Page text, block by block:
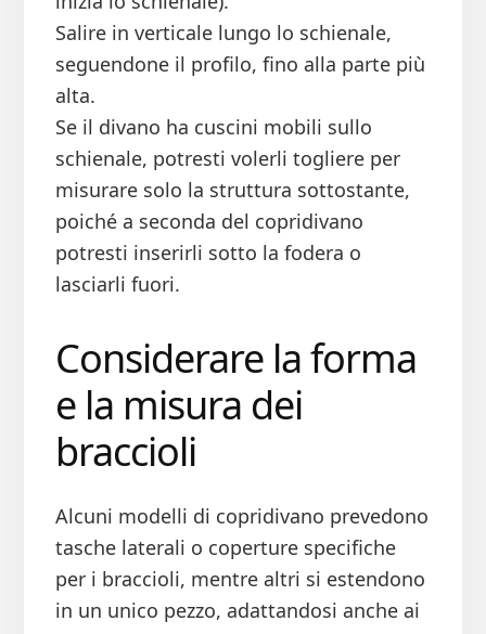
Salire in verticale lungo lo schienale,
seguendone il profilo, fino alla parte più
alta.
Se il divano ha cuscini mobili sullo
schienale, potresti volerli togliere per
misurare solo la struttura sottostante,
poiché a seconda del copridivano
potresti inserirli sotto la fodera o
lasciarli fuori.
Considerare la forma
e la misura dei
braccioli
Alcuni modelli di copridivano prevedono
tasche laterali o coperture specifiche
per i braccioli, mentre altri si estendono
in un unico pezzo, adattandosi anche ai